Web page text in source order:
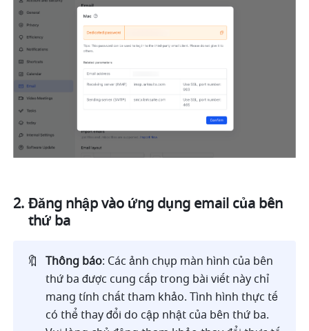
Đăng nhập vào ứng dụng email của bên
thứ ba
🔖 Thông báo: Các ảnh chụp màn hình của bên
thứ ba được cung cấp trong bài viết này chỉ
mang tính chất tham khảo. Tình hình thực tế
có thể thay đổi do cập nhật của bên thứ ba.